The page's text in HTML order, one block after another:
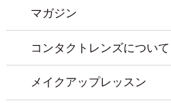
マガジン
コンタクトレンズについて
メイクアップレッスン